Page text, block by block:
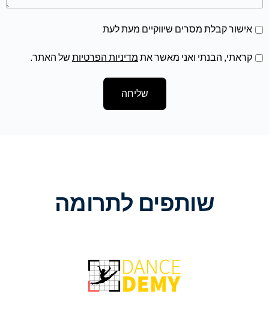
אישור קבלת מסרים שיווקיים מעת לעת
קראתי, הבנתי ואני מאשר את מדיניות הפרטיות של האתר.
שליחה
שותפים לתרומה